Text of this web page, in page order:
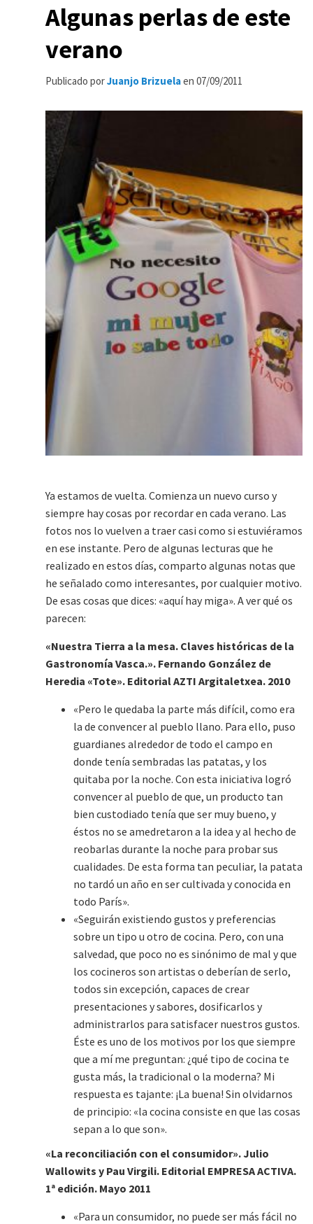
Algunas perlas de este
verano
Publicado porJuanjo Brizuelaen 07/09/2011
Ya estamos de vuelta. Comienza un nuevo curso y
siempre hay cosas por recordar en cada verano. Las
fotos nos lo vuelven a traer casi como si estuviéramos
en ese instante. Pero de algunas lecturas que he
realizado en estos días, comparto algunas notas que
he señalado como interesantes, por cualquier motivo.
De esas cosas que dices: «aquí hay miga». A ver qué os
parecen:
«Nuestra Tierra a la mesa. Claves históricas de la
Gastronomía Vasca.». Fernando González de
Heredia «Tote». Editorial AZTI Argitaletxea. 2010
«Pero le quedaba la parte más difícil, como era
la de convencer al pueblo llano. Para ello, puso
guardianes alrededor de todo el campo en
donde tenía sembradas las patatas, y los
quitaba por la noche. Con esta iniciativa logró
convencer al pueblo de que, un producto tan
bien custodiado tenía que ser muy bueno, y
éstos no se amedretaron a la idea y al hecho de
reobarlas durante la noche para probar sus
cualidades. De esta forma tan peculiar, la patata
no tardó un año en ser cultivada y conocida en
todo París».
«Seguirán existiendo gustos y preferencias
sobre un tipo u otro de cocina. Pero, con una
salvedad, que poco no es sinónimo de mal y que
los cocineros son artistas o deberían de serlo,
todos sin excepción, capaces de crear
presentaciones y sabores, dosificarlos y
administrarlos para satisfacer nuestros gustos.
Éste es uno de los motivos por los que siempre
que a mí me preguntan: ¿qué tipo de cocina te
gusta más, la tradicional o la moderna? Mi
respuesta es tajante: ¡La buena! Sin olvidarnos
de principio: «la cocina consiste en que las cosas
sepan a lo que son».
«La reconciliación con el consumidor». Julio
Wallowits y Pau Virgili. Editorial EMPRESA ACTIVA.
1ª edición. Mayo 2011
«Para un consumidor, no puede ser más fácil no